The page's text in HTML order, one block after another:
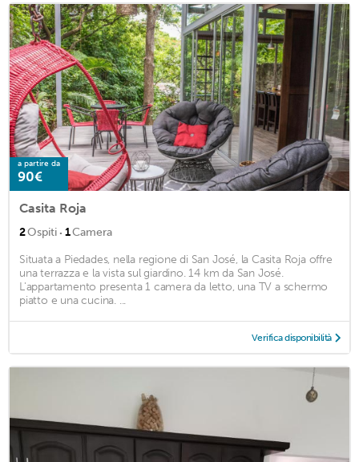
a partire da
90€
Casita Roja
2Ospiti · 1Camera
Situata a Piedades, nella regione di San José, la Casita Roja offre
una terrazza e la vista sul giardino. 14 km da San José.
L'appartamento presenta 1 camera da letto, una TV a schermo
piatto e una cucina. ...
Verifica disponibilità